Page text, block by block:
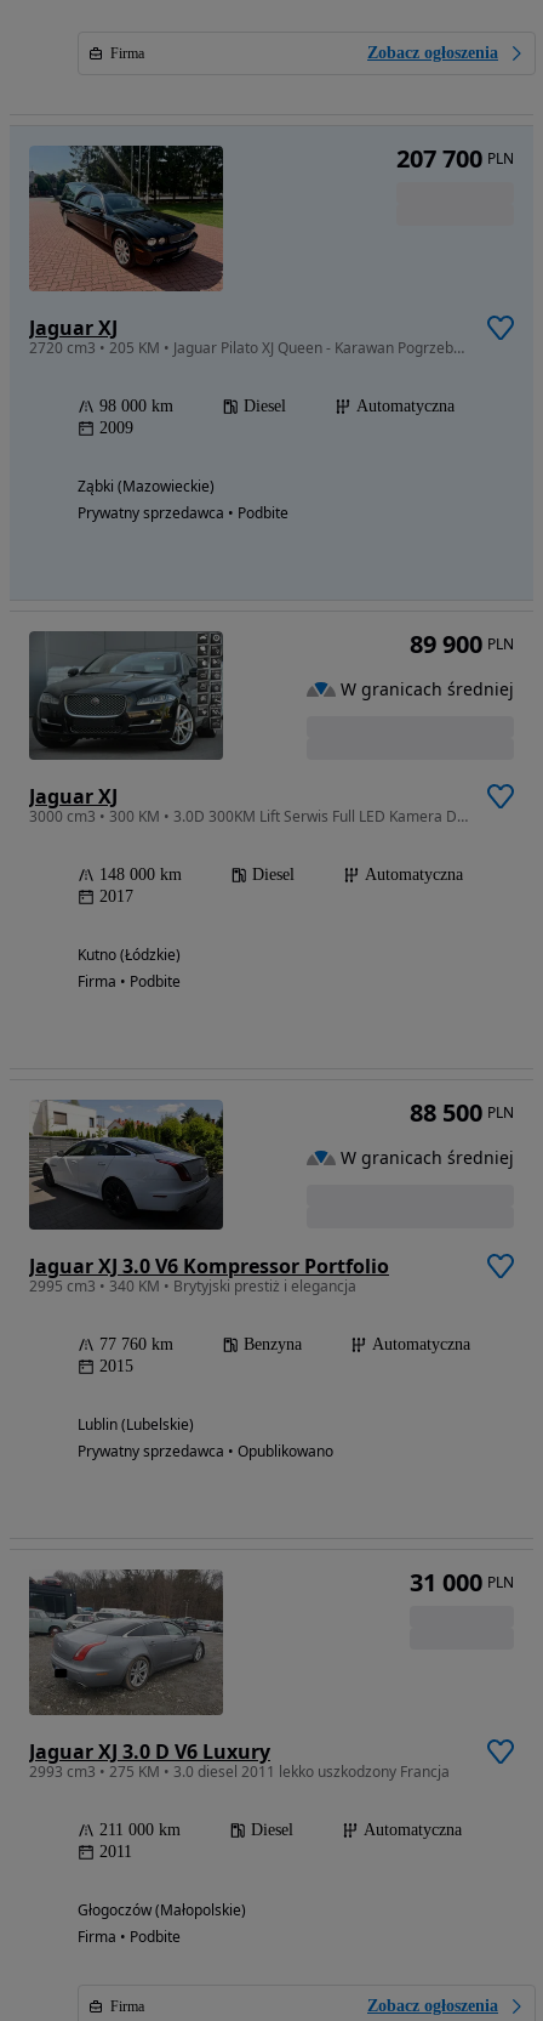
Firma Zobacz ogłoszenia
Jaguar XJ
2720 cm3 • 205 KM • Jaguar Pilato XJ Queen - Karawan Pogrzebowy
98 000 km Diesel
Automatyczna
2009
Ząbki (Mazowieckie)
Prywatny sprzedawca • Podbite
207 700 PLN
Jaguar XJ
3000 cm3 • 300 KM • 3.0D 300KM Lift Serwis Full LED Kamera Dociągi Wentyle Panorama
148 000 km Diesel
Automatyczna
2017
Kutno (Łódzkie)
Firma • Podbite
89 900 PLN
W granicach średniej
Jaguar XJ 3.0 V6 Kompressor Portfolio
2995 cm3 • 340 KM • Brytyjski prestiż i elegancja
77 760 km Benzyna
Automatyczna
2015
Lublin (Lubelskie)
Prywatny sprzedawca • Opublikowano
88 500 PLN
W granicach średniej
Jaguar XJ 3.0 D V6 Luxury
2993 cm3 • 275 KM • 3.0 diesel 2011 lekko uszkodzony Francja
211 000 km Diesel
Automatyczna
2011
Głogoczów (Małopolskie)
Firma • Podbite
Firma Zobacz ogłoszenia
31 000 PLN